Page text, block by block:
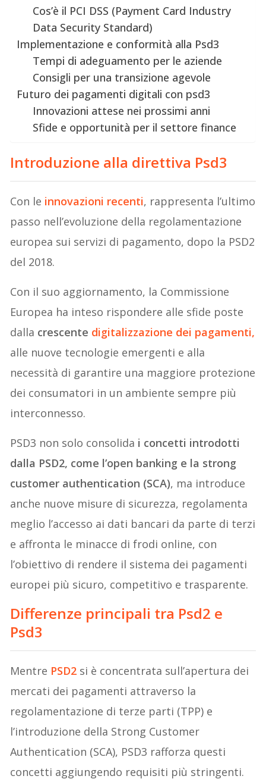
Cos’è il PCI DSS (Payment Card Industry
Data Security Standard)
Implementazione e conformità alla Psd3
Tempi di adeguamento per le aziende
Consigli per una transizione agevole
Futuro dei pagamenti digitali con psd3
Innovazioni attese nei prossimi anni
Sfide e opportunità per il settore finance
Introduzione alla direttiva Psd3
Con le innovazioni recenti, rappresenta l’ultimo
passo nell’evoluzione della regolamentazione
europea sui servizi di pagamento, dopo la PSD2
del 2018.
Con il suo aggiornamento, la Commissione
Europea ha inteso rispondere alle sfide poste
dalla crescente digitalizzazione dei pagamenti,
alle nuove tecnologie emergenti e alla
necessità di garantire una maggiore protezione
dei consumatori in un ambiente sempre più
interconnesso.
PSD3 non solo consolida i concetti introdotti
dalla PSD2, come l’open banking e la strong
customer authentication (SCA), ma introduce
anche nuove misure di sicurezza, regolamenta
meglio l’accesso ai dati bancari da parte di terzi
e affronta le minacce di frodi online, con
l’obiettivo di rendere il sistema dei pagamenti
europei più sicuro, competitivo e trasparente.
Differenze principali tra Psd2 e
Psd3
Mentre PSD2 si è concentrata sull’apertura dei
mercati dei pagamenti attraverso la
regolamentazione di terze parti (TPP) e
l’introduzione della Strong Customer
Authentication (SCA), PSD3 rafforza questi
concetti aggiungendo requisiti più stringenti.